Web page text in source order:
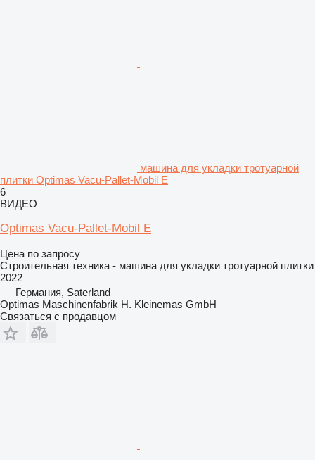
машина для укладки тротуарной
плитки Optimas Vacu-Pallet-Mobil E
6
ВИДЕО
Optimas Vacu-Pallet-Mobil E
Цена по запросу
Строительная техника - машина для укладки тротуарной плитки
2022
Германия, Saterland
Optimas Maschinenfabrik H. Kleinemas GmbH
Связаться с продавцом